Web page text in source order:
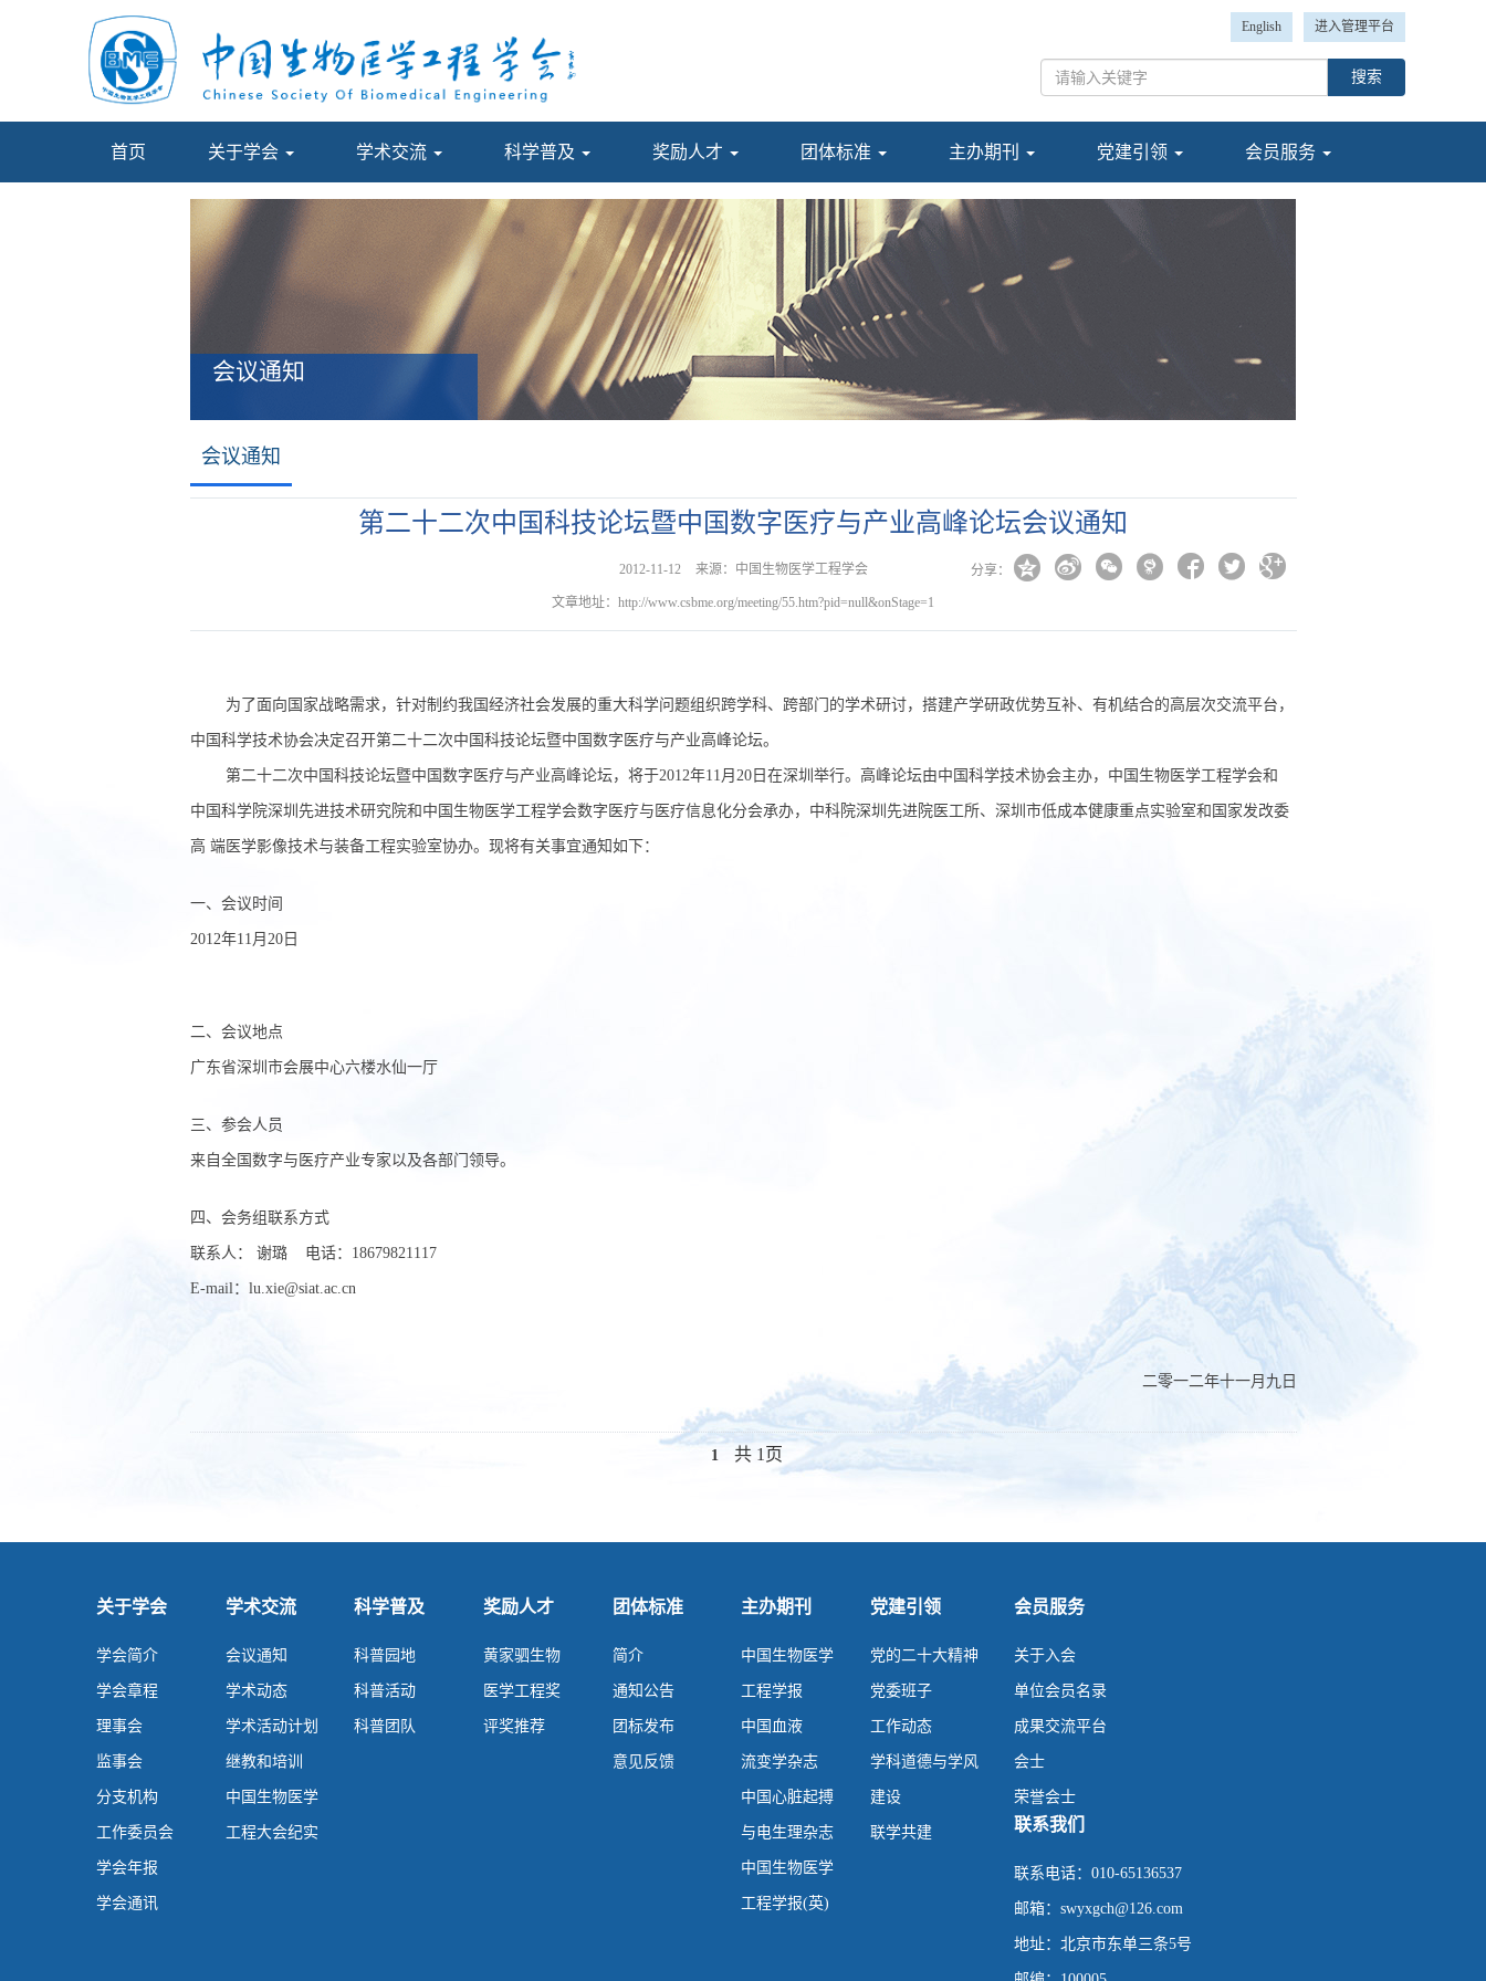
进入管理平台
English
搜索
首页 关于学会 学术交流 科学普及 奖励人才 团体标准 主办期刊 党建引领 会员服务
会议通知
会议通知
第二十二次中国科技论坛暨中国数字医疗与产业高峰论坛会议通知
2012-11-12 来源：中国生物医学工程学会 分享：       
文章地址：http://www.csbme.org/meeting/55.htm?pid=null&onStage=1
为了面向国家战略需求，针对制约我国经济社会发展的重大科学问题组织跨学科、跨部门的学术研讨，搭建产学研政优势互补、有机结合的高层次交流平台，
中国科学技术协会决定召开第二十二次中国科技论坛暨中国数字医疗与产业高峰论坛。
第二十二次中国科技论坛暨中国数字医疗与产业高峰论坛，将于2012年11月20日在深圳举行。高峰论坛由中国科学技术协会主办，中国生物医学工程学会和
中国科学院深圳先进技术研究院和中国生物医学工程学会数字医疗与医疗信息化分会承办，中科院深圳先进院医工所、深圳市低成本健康重点实验室和国家发改委
高 端医学影像技术与装备工程实验室协办。现将有关事宜通知如下：
一、会议时间
2012年11月20日
二、会议地点
广东省深圳市会展中心六楼水仙一厅
三、参会人员
来自全国数字与医疗产业专家以及各部门领导。
四、会务组联系方式
联系人： 谢璐 电话：18679821117
E-mail：lu.xie@siat.ac.cn
二零一二年十一月九日
1 共 1页
关于学会
学会简介
学会章程
理事会
监事会
分支机构
工作委员会
学会年报
学会通讯
学术交流
会议通知
学术动态
学术活动计划
继教和培训
中国生物医学
工程大会纪实
科学普及
科普园地
科普活动
科普团队
奖励人才
黄家驷生物
医学工程奖
评奖推荐
团体标准
简介
通知公告
团标发布
意见反馈
主办期刊
中国生物医学
工程学报
中国血液
流变学杂志
中国心脏起搏
与电生理杂志
中国生物医学
工程学报(英)
党建引领
党的二十大精神
党委班子
工作动态
学科道德与学风
建设
联学共建
会员服务
关于入会
单位会员名录
成果交流平台
会士
荣誉会士
联系我们
联系电话：010-65136537
邮箱：swyxgch@126.com
地址：北京市东单三条5号